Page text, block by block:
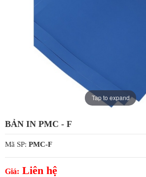
Tap to expand
BẢN IN PMC - F
Mã SP: PMC-F
Giá: Liên hệ